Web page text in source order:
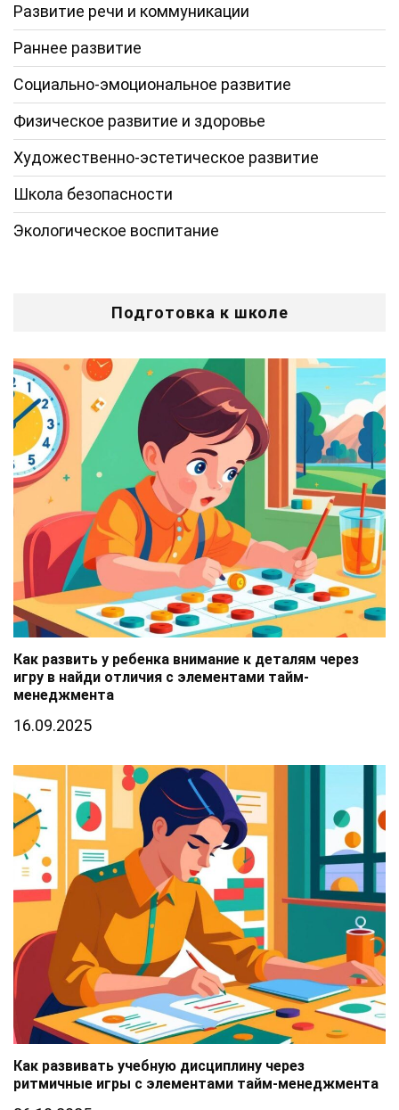
Развитие речи и коммуникации
Раннее развитие
Социально-эмоциональное развитие
Физическое развитие и здоровье
Художественно-эстетическое развитие
Школа безопасности
Экологическое воспитание
Подготовка к школе
Как развить у ребенка внимание к деталям через
игру в найди отличия с элементами тайм-
менеджмента
16.09.2025
Как развивать учебную дисциплину через
ритмичные игры с элементами тайм-менеджмента